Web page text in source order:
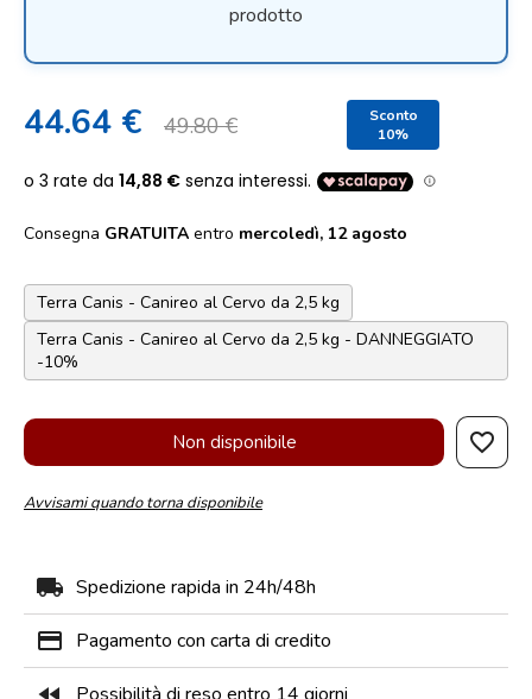
prodotto
44.64 € 49.80 €
Sconto
10%
Consegna GRATUITA entro mercoledì, 12 agosto
Terra Canis - Canireo al Cervo da 2,5 kg
Terra Canis - Canireo al Cervo da 2,5 kg - DANNEGGIATO
-10%
Non disponibile favorite_border
Avvisami quando torna disponibile
local_shipping Spedizione rapida in 24h/48h
payment Pagamento con carta di credito